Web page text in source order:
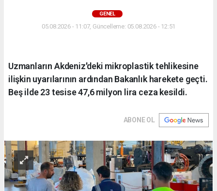
GENEL
05.08.2026 - 11:07, Güncelleme: 05.08.2026 - 12:51
Uzmanların Akdeniz'deki mikroplastik tehlikesine
ilişkin uyarılarının ardından Bakanlık harekete geçti.
Beş ilde 23 tesise 47,6 milyon lira ceza kesildi.
ABONE OL